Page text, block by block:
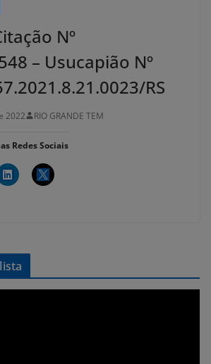
Nº
– Usucapião Nº
RS
2022 RIO GRANDE TEM
Redes Sociais